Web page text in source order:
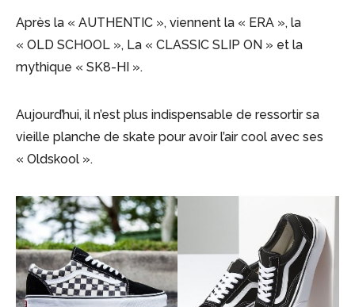
Après la « AUTHENTIC », viennent la « ERA », la
« OLD SCHOOL », La « CLASSIC SLIP ON » et la
mythique « SK8-HI ».
Aujourd’hui, il n’est plus indispensable de ressortir sa
vieille planche de skate pour avoir l’air cool avec ses
« Oldskool ».